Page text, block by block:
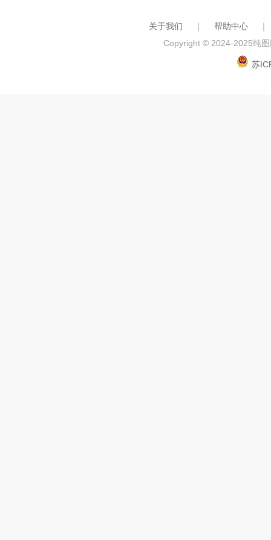
关于我们 ｜ 帮助中心
｜
Copyright © 2024-2025纯
苏